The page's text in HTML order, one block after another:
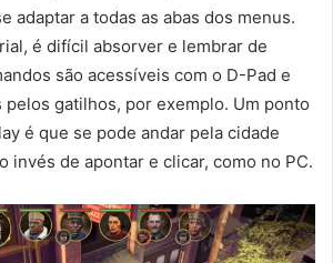
adaptar a todas as abas dos menus.
é difícil absorver e lembrar de
são acessíveis com o D-Pad e
pelos gatilhos, por exemplo. Um ponto
é que se pode andar pela cidade
invés de apontar e clicar, como no PC.